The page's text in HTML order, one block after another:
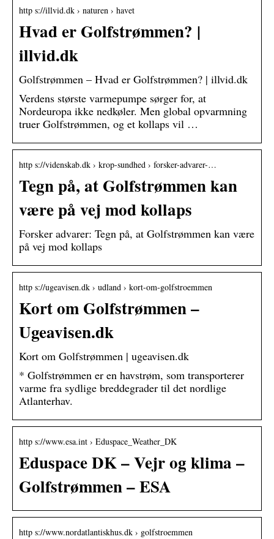
http s://illvid.dk › naturen › havet
Hvad er Golfstrømmen? |
illvid.dk
Golfstrømmen – Hvad er Golfstrømmen? | illvid.dk
Verdens største varmepumpe sørger for, at
Nordeuropa ikke nedkøler. Men global opvarmning
truer Golfstrømmen, og et kollaps vil …
http s://videnskab.dk › krop-sundhed › forsker-advarer-…
Tegn på, at Golfstrømmen kan
være på vej mod kollaps
Forsker advarer: Tegn på, at Golfstrømmen kan være
på vej mod kollaps
http s://ugeavisen.dk › udland › kort-om-golfstroemmen
Kort om Golfstrømmen –
Ugeavisen.dk
Kort om Golfstrømmen | ugeavisen.dk
* Golfstrømmen er en havstrøm, som transporterer
varme fra sydlige breddegrader til det nordlige
Atlanterhav.
http s://www.esa.int › Eduspace_Weather_DK
Eduspace DK – Vejr og klima –
Golfstrømmen – ESA
http s://www.nordatlantiskhus.dk › golfstroemmen